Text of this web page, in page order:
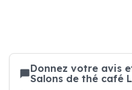
Donnez votre avis
Salons de thé café